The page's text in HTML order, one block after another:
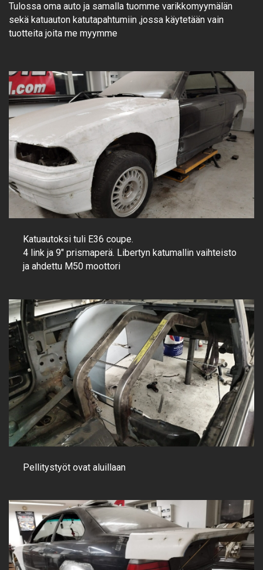
Tulossa oma auto ja samalla tuomme varikkomyymälän
sekä katuauton katutapahtumiin ,jossa käytetään vain
tuotteita joita me myymme
Katuautoksi tuli E36 coupe.
4 link ja 9″ prismaperä. Libertyn katumallin vaihteisto
ja ahdettu M50 moottori
Pellitystyöt ovat aluillaan